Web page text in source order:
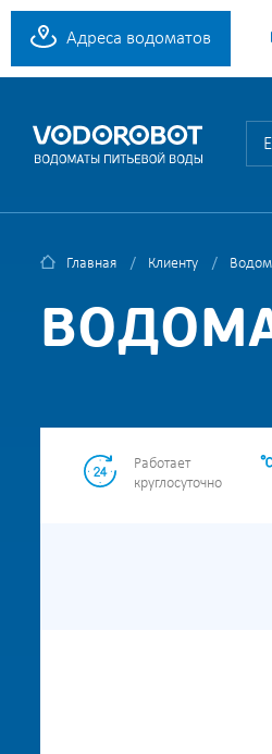
Адреса водоматов
Главная Клиенту
Работает
круглосуточно